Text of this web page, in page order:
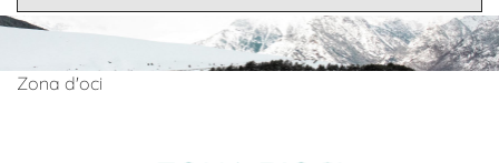
Zona d'oci